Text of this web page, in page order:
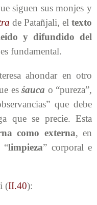
siguen sus monjes y
de Patañjali, eltexto
y difundido del
fundamental.
ahondar en otro
es śauca o “pureza”,
que debe
que se precie. Esta
como externa, en
“limpieza” corporal e
(II.40):